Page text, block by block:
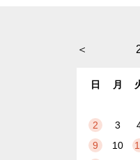
＜
日 月
2
3
9
10